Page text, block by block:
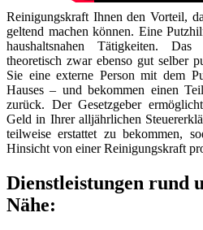
Reinigungskraft Ihnen den Vorteil,
geltend machen können. Eine
haushaltsnahen Tätigkeiten.
theoretisch zwar ebenso gut selber
Sie eine externe Person mit dem
Hauses – und bekommen einen
zurück. Der Gesetzgeber
Geld in Ihrer alljährlichen
teilweise erstattet zu bekommen,
Hinsicht von einer Reinigungskraft
Dienstleistungen rund
Nähe: